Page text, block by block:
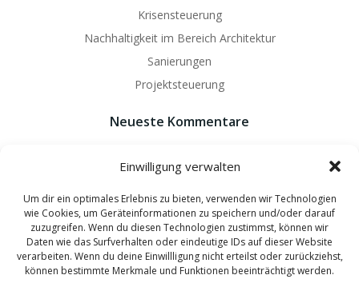
Einwilligung verwalten
Um dir ein optimales Erlebnis zu bieten, verwenden wir Technologien
wie Cookies, um Geräteinformationen zu speichern und/oder darauf
zuzugreifen. Wenn du diesen Technologien zustimmst, können wir
Daten wie das Surfverhalten oder eindeutige IDs auf dieser Website
verarbeiten. Wenn du deine Einwillligung nicht erteilst oder zurückziehst,
können bestimmte Merkmale und Funktionen beeinträchtigt werden.
Krisensteuerung
Nachhaltigkeit im Bereich Architektur
Sanierungen
Projektsteuerung
Neueste Kommentare
© 2026 Wildfang Architekten - Ingenieure. Created by
hannover-technik.deandmixters.net